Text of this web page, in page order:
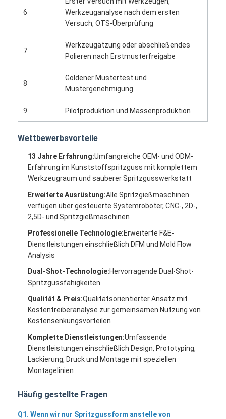
Treten Sie mit uns in Verbindung
Wir Reden Jetzt.
Spritzen-Dienstleistungen
Plastikspritzen-Service
PräzisionsSpritzen
Einzelner Schuss-Spritzen
Overmolding-Spritzen
fügen Sie Spritzen ein
Elektronik-Spritzen
Silikon-Spritzen
Druckguss-Service
6
Werkzeuganalyse nach dem ersten
Versuch, OTS-Überprüfung
7
Werkzeugätzung oder abschließendes
Polieren nach Erstmusterfreigabe
8
Goldener Mustertest und
Mustergenehmigung
9 Pilotproduktion und Massenproduktion
Wettbewerbsvorteile
13 Jahre Erfahrung:Umfangreiche OEM- und ODM-
Erfahrung im Kunststoffspritzguss mit komplettem
Werkzeugraum und sauberer Spritzgusswerkstatt
Erweiterte Ausrüstung:Alle Spritzgießmaschinen
verfügen über gesteuerte Systemroboter, CNC-, 2D-,
2,5D- und Spritzgießmaschinen
Professionelle Technologie:Erweiterte F&E-
Dienstleistungen einschließlich DFM und Mold Flow
Analysis
Dual-Shot-Technologie:Hervorragende Dual-Shot-
Spritzgussfähigkeiten
Qualität & Preis:Qualitätsorientierter Ansatz mit
Kostentreiberanalyse zur gemeinsamen Nutzung von
Kostensenkungsvorteilen
Komplette Dienstleistungen:Umfassende
Dienstleistungen einschließlich Design, Prototyping,
Lackierung, Druck und Montage mit speziellen
Montagelinien
Häufig gestellte Fragen
Q1. Wenn wir nur Spritzgussform anstelle von